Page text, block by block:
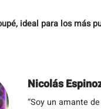
ideal para los más
Nicolás
“Soy un amante